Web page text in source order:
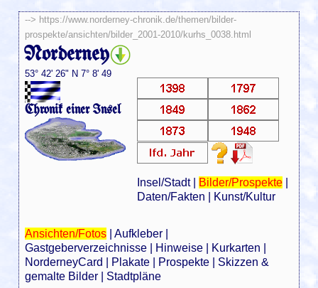
--> https://www.norderney-chronik.de/themen/bilder-
prospekte/ansichten/bilder_2001-2010/kurhs_0038.html
Norderney
53° 42' 26" N 7° 8' 49
Chronik einer Insel
Insel/Stadt| Bilder/Prospekte|
Daten/Fakten
Kunst/Kultur
Ansichten/Fotos |Aufkleber
Gastgeberverzeichnisse
Hinweise Kurkarten
NorderneyCard
Plakate Prospekte
Skizzen &
gemalte Bilder
Stadtpläne